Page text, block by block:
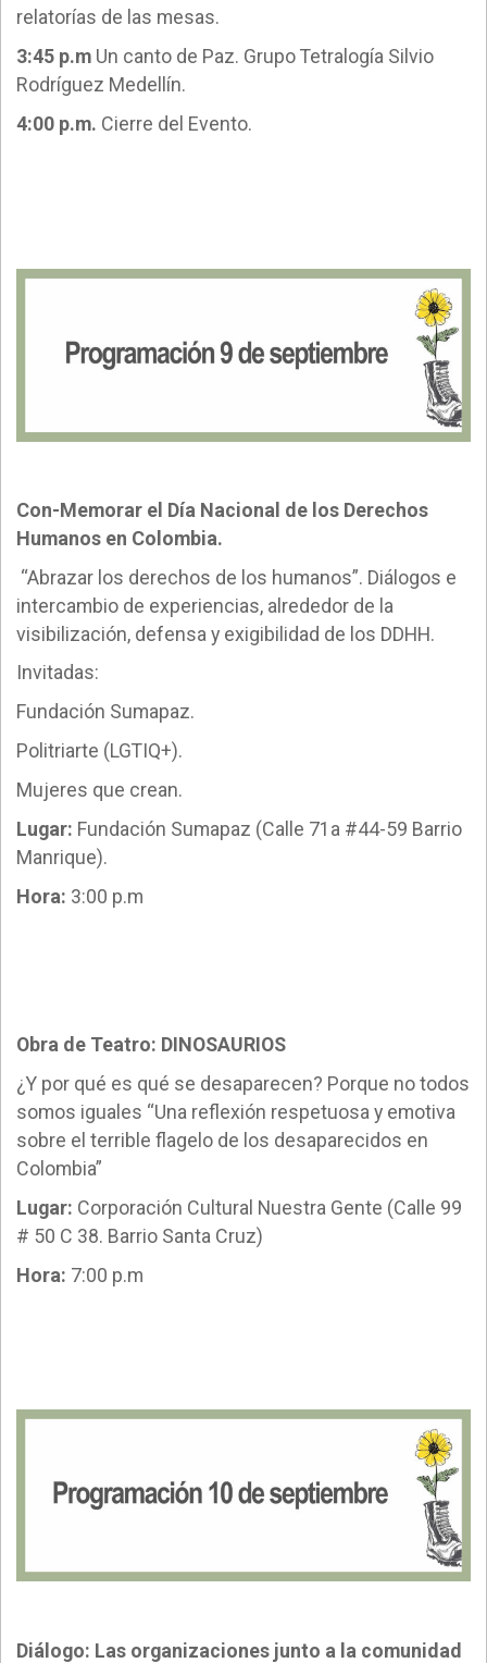
relatorías de las mesas.
3:45 p.m Un canto de Paz. Grupo Tetralogía Silvio
Rodríguez Medellín.
4:00 p.m. Cierre del Evento.
Con-Memorar el Día Nacional de los Derechos
Humanos en Colombia.
“Abrazar los derechos de los humanos”. Diálogos e
intercambio de experiencias, alrededor de la
visibilización, defensa y exigibilidad de los DDHH.
Invitadas:
Fundación Sumapaz.
Politriarte (LGTIQ+).
Mujeres que crean.
Lugar: Fundación Sumapaz (Calle 71a #44-59 Barrio
Manrique).
Hora: 3:00 p.m
Obra de Teatro: DINOSAURIOS
¿Y por qué es qué se desaparecen? Porque no todos
somos iguales “Una reflexión respetuosa y emotiva
sobre el terrible flagelo de los desaparecidos en
Colombia”
Lugar: Corporación Cultural Nuestra Gente (Calle 99
# 50 C 38. Barrio Santa Cruz)
Hora: 7:00 p.m
Diálogo: Las organizaciones junto a la comunidad